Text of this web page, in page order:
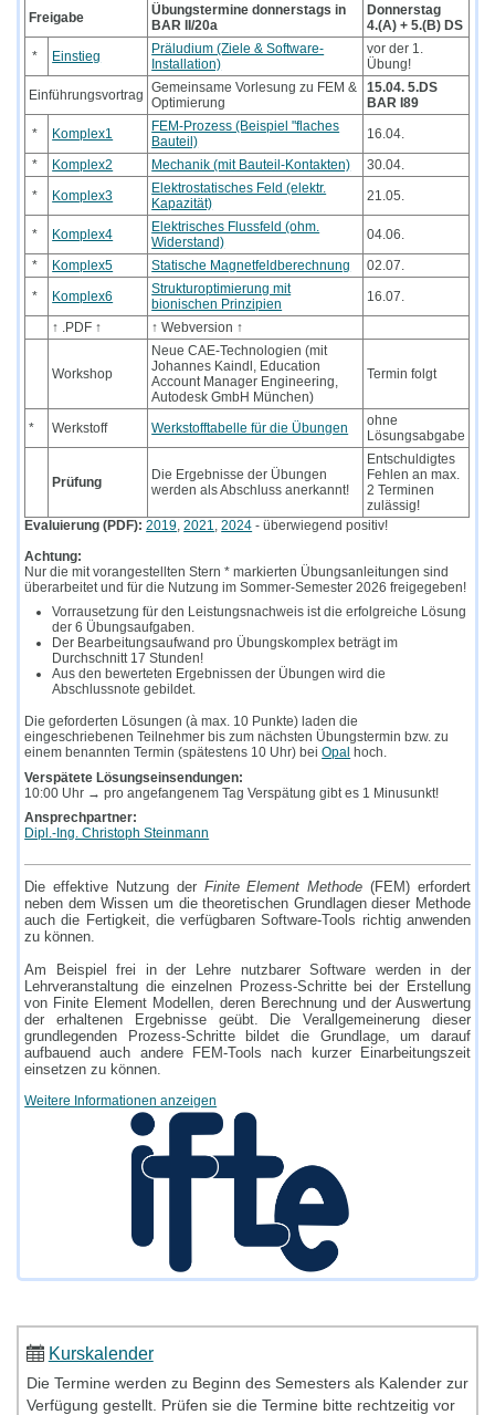
Freigabe
Übungstermine donnerstags in
BAR II/20a
Donnerstag
4.(A) + 5.(B) DS
*
Einstieg
Präludium (Ziele & Software-
Installation)
vor der 1.
Übung!
Einführungsvortrag Gemeinsame Vorlesung zu FEM &
Optimierung
15.04. 5.DS
BAR I89
*
Komplex1
FEM-Prozess (Beispiel "flaches
Bauteil)
16.04.
*
Komplex2 Mechanik (mit Bauteil-Kontakten)
30.04.
*
Komplex3
Elektrostatisches Feld (elektr.
Kapazität)
21.05.
* Komplex4
Elektrisches Flussfeld (ohm.
Widerstand)
04.06.
*
Komplex5 Statische Magnetfeldberechnung
02.07.
*
Komplex6
Strukturoptimierung mit
bionischen Prinzipien
16.07.
↑ .PDF ↑
↑ Webversion ↑
Workshop
Neue CAE-Technologien (mit
Johannes Kaindl, Education
Account Manager Engineering,
Autodesk GmbH München)
Termin folgt
* Werkstoff Werkstofftabelle für die Übungen
ohne
Lösungsabgabe
Prüfung
Die Ergebnisse der Übungen
werden als Abschluss anerkannt!
Entschuldigtes
Fehlen an max.
2 Terminen
zulässig!
Evaluierung (PDF): 2019,2021,2024 - überwiegend positiv!
Achtung:
Nur die mit vorangestellten Stern * markierten Übungsanleitungen sind
überarbeitet und für die Nutzung im Sommer-Semester 2026 freigegeben!
Vorrausetzung für den Leistungsnachweis ist die erfolgreiche Lösung
der 6 Übungsaufgaben.
Der Bearbeitungsaufwand pro Übungskomplex beträgt im
Durchschnitt 17 Stunden!
Aus den bewerteten Ergebnissen der Übungen wird die
Abschlussnote gebildet.
Die geforderten Lösungen (à max. 10 Punkte) laden die
eingeschriebenen Teilnehmer bis zum nächsten Übungstermin bzw. zu
einem benannten Termin (spätestens 10 Uhr) beiOpal hoch.
Verspätete Lösungseinsendungen:
10:00 Uhr → pro angefangenem Tag Verspätung gibt es 1 Minusunkt!
Ansprechpartner:
Dipl.-Ing. Christoph Steinmann
Die effektive Nutzung der Finite Element Methode (FEM) erfordert
neben dem Wissen um die theoretischen Grundlagen dieser Methode
auch die Fertigkeit, die verfügbaren Software-Tools richtig anwenden
zu können.
Am Beispiel frei in der Lehre nutzbarer Software werden in der
Lehrveranstaltung die einzelnen Prozess-Schritte bei der Erstellung
von Finite Element Modellen, deren Berechnung und der Auswertung
der erhaltenen Ergebnisse geübt. Die Verallgemeinerung dieser
grundlegenden Prozess-Schritte bildet die Grundlage, um darauf
aufbauend auch andere FEM-Tools nach kurzer Einarbeitungszeit
einsetzen zu können.
Weitere Informationen anzeigen
Kurskalender
Die Termine werden zu Beginn des Semesters als Kalender zur
Verfügung gestellt. Prüfen sie die Termine bitte rechtzeitig vor